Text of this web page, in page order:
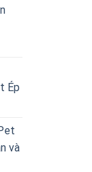
Ép
và